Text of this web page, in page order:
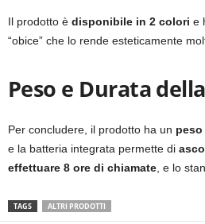
Il prodotto è disponibile in 2 colori e
“obice” che lo rende esteticamente
Peso e Durata
Per concludere, il prodotto ha un peso
e la batteria integrata permette di
effettuare 8 ore di chiamate, e lo
TAGS ALTRI PRODOTTI